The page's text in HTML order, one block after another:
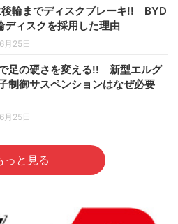
後輪までディスクブレーキ!! BYD
ディスクを採用した理由
月25日
足の硬さを変える!! 新型エルグ
制御サスペンションはなぜ必要
月25日
っと見る